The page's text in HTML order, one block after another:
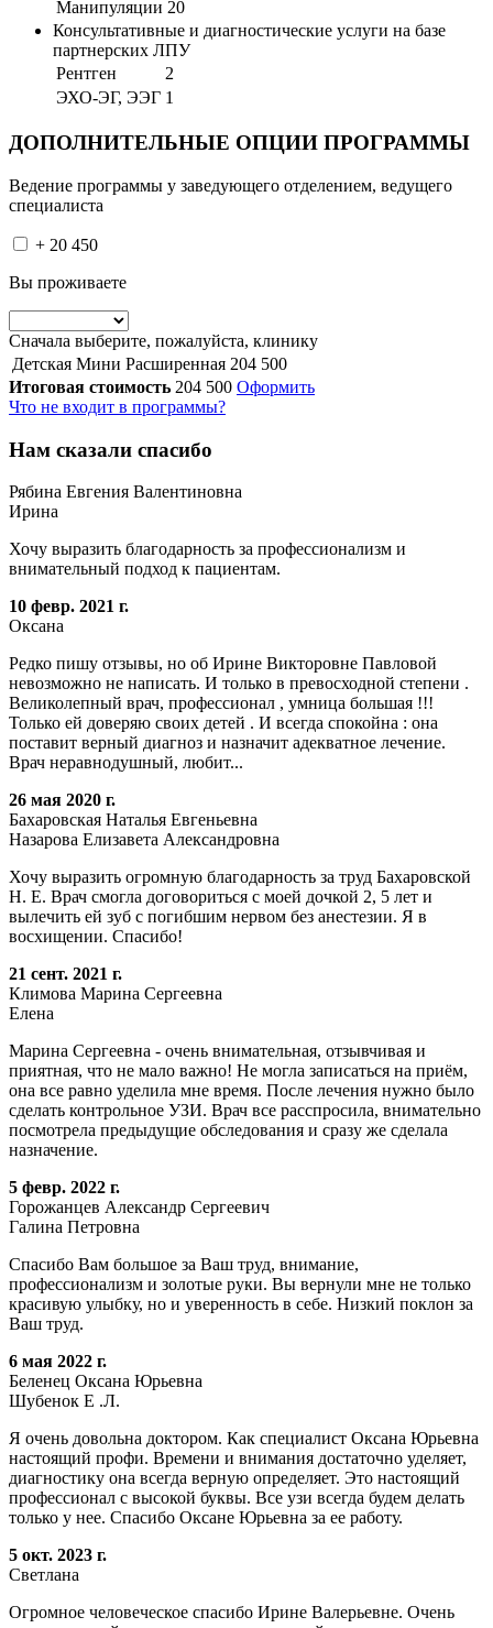
Манипуляции 20
Консультативные и диагностические услуги на базе
партнерских ЛПУ
Рентген
2
ЭХО-ЭГ, ЭЭГ 1
ДОПОЛНИТЕЛЬНЫЕ ОПЦИИ ПРОГРАММЫ
Ведение программы у заведующего отделением, ведущего
специалиста
+ 20 450
Вы проживаете
Сначала выберите, пожалуйста, клинику
Детская Мини Раcширенная 204 500
Итоговая стоимость 204 500 Оформить
Что не входит в программы?
Нам сказали спасибо
Рябина Евгения Валентиновна
Ирина
Хочу выразить благодарность за профессионализм и
внимательный подход к пациентам.
10 февр. 2021 г.
Оксана
Редко пишу отзывы, но об Ирине Викторовне Павловой
невозможно не написать. И только в превосходной степени .
Великолепный врач, профессионал , умница большая !!!
Только ей доверяю своих детей . И всегда спокойна : она
поставит верный диагноз и назначит адекватное лечение.
Врач неравнодушный, любит...
26 мая 2020 г.
Бахаровская Наталья Евгеньевна
Назарова Елизавета Александровна
Хочу выразить огромную благодарность за труд Бахаровской
Н. Е. Врач смогла договориться с моей дочкой 2, 5 лет и
вылечить ей зуб с погибшим нервом без анестезии. Я в
восхищении. Спасибо!
21 сент. 2021 г.
Климова Марина Сергеевна
Елена
Марина Сергеевна - очень внимательная, отзывчивая и
приятная, что не мало важно! Не могла записаться на приём,
она все равно уделила мне время. После лечения нужно было
сделать контрольное УЗИ. Врач все расспросила, внимательно
посмотрела предыдущие обследования и сразу же сделала
назначение.
5 февр. 2022 г.
Горожанцев Александр Сергеевич
Галина Петровна
Спасибо Вам большое за Ваш труд, внимание,
профессионализм и золотые руки. Вы вернули мне не только
красивую улыбку, но и уверенность в себе. Низкий поклон за
Ваш труд.
6 мая 2022 г.
Беленец Оксана Юрьевна
Шубенок Е .Л.
Я очень довольна доктором. Как специалист Оксана Юрьевна
настоящий профи. Времени и внимания достаточно уделяет,
диагностику она всегда верную определяет. Это настоящий
профессионал с высокой буквы. Все узи всегда будем делать
только у нее. Спасибо Оксане Юрьевна за ее работу.
5 окт. 2023 г.
Светлана
Огромное человеческое спасибо Ирине Валерьевне. Очень